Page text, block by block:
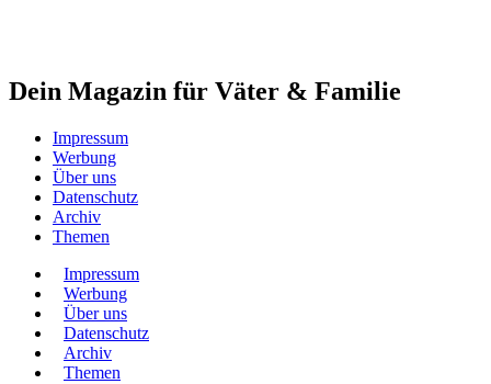
Dein Magazin für Väter & Familie
Impressum
Werbung
Über uns
Datenschutz
Archiv
Themen
Impressum
Werbung
Über uns
Datenschutz
Archiv
Themen